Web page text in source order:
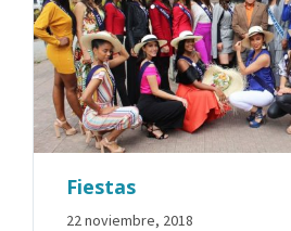
Fiestas
22 noviembre, 2018